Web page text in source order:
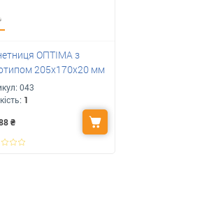
ОПТІМА з
205x170x20 мм
043
1
₴